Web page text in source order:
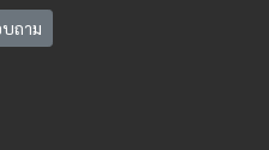
ถาม